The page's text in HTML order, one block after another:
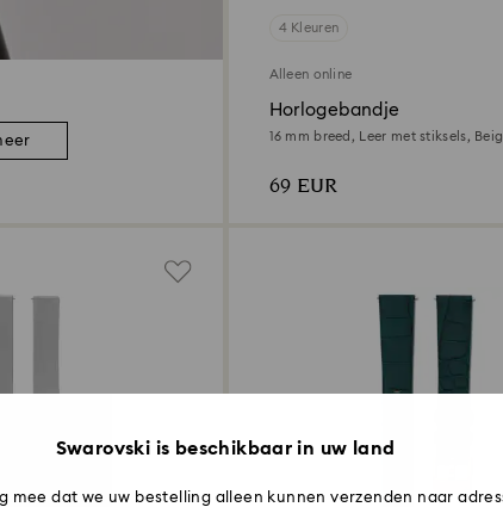
4 Kleuren
Alleen online
Horlogebandje
16 mm breed, Leer met stiksels,
69 EUR
Swarovski is beschikbaar in uw land
mee dat we uw bestelling alleen kunnen verzenden naar